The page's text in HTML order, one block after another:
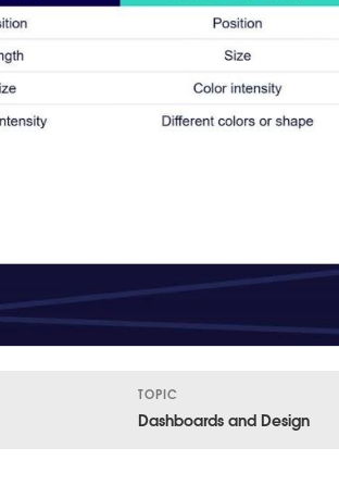
TOPIC
Dashboards and Design